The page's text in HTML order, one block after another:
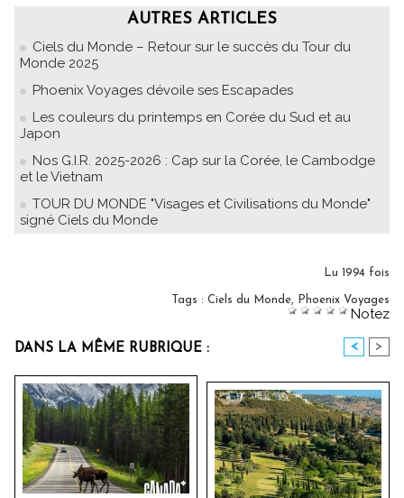
AUTRES ARTICLES
Ciels du Monde – Retour sur le succès du Tour du
Monde 2025
Phoenix Voyages dévoile ses Escapades
Les couleurs du printemps en Corée du Sud et au
Japon
Nos G.I.R. 2025-2026 : Cap sur la Corée, le Cambodge
et le Vietnam
TOUR DU MONDE "Visages et Civilisations du Monde"
signé Ciels du Monde
Lu 1994 fois
Tags : Ciels du Monde, Phoenix Voyages
Notez
DANS LA MÊME RUBRIQUE : < >